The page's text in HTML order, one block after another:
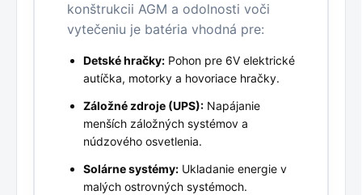
konštrukcii AGM a odolnosti voči
vytečeniu je batéria vhodná pre:
Detské hračky: Pohon pre 6V elektrické
autíčka, motorky a hovoriace hračky.
Záložné zdroje (UPS): Napájanie
menších záložných systémov a
núdzového osvetlenia.
Solárne systémy: Ukladanie energie v
malých ostrovných systémoch.